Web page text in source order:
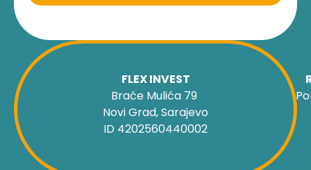
FLEX INVEST
Braće Mulića 79
Novi Grad, Sarajevo
ID 4202560440002